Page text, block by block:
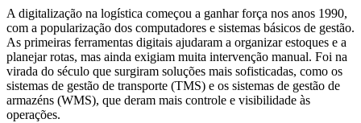
A digitalização na logística começou a ganhar força nos anos 1990,
com a popularização dos computadores e sistemas básicos de gestão.
As primeiras ferramentas digitais ajudaram a organizar estoques e a
planejar rotas, mas ainda exigiam muita intervenção manual. Foi na
virada do século que surgiram soluções mais sofisticadas, como os
sistemas de gestão de transporte (TMS) e os sistemas de gestão de
armazéns (WMS), que deram mais controle e visibilidade às
operações.